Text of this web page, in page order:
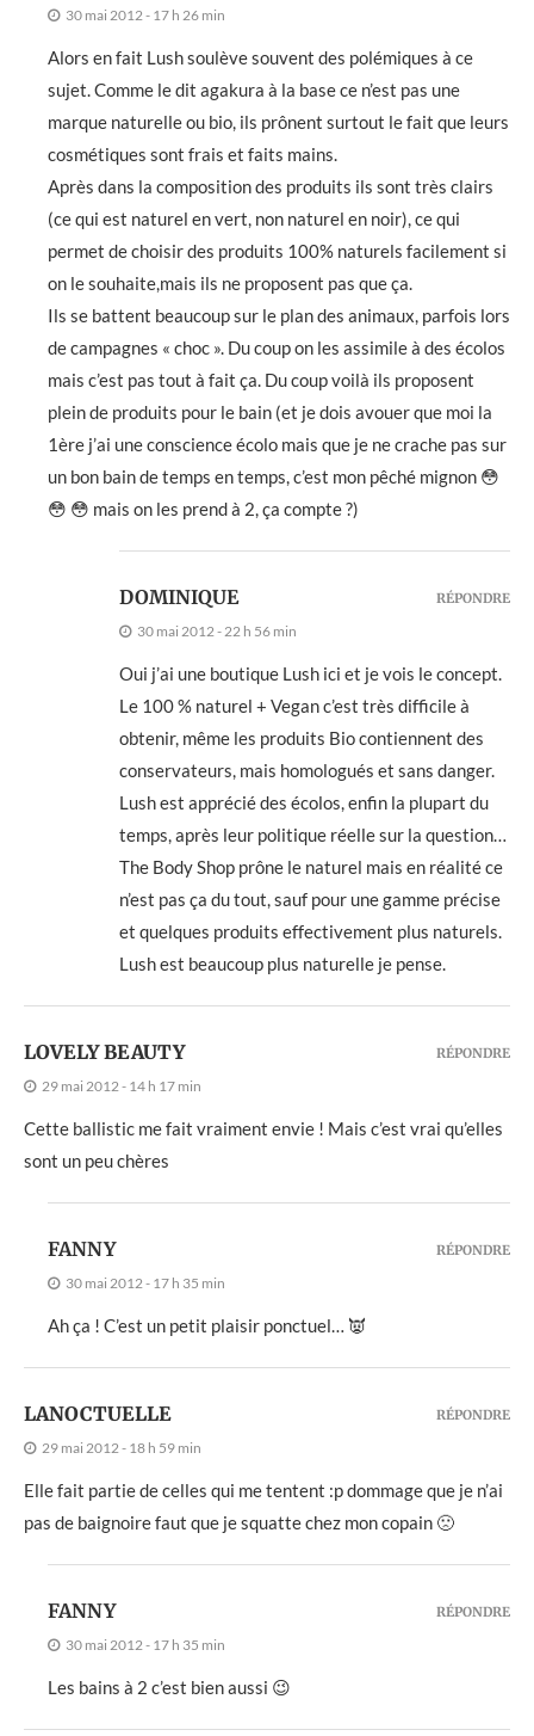
30 mai 2012 - 17 h 26 min
Alors en fait Lush soulève souvent des polémiques à ce
sujet. Comme le dit agakura à la base ce n’est pas une
marque naturelle ou bio, ils prônent surtout le fait que leurs
cosmétiques sont frais et faits mains.
Après dans la composition des produits ils sont très clairs
(ce qui est naturel en vert, non naturel en noir), ce qui
permet de choisir des produits 100% naturels facilement si
on le souhaite,mais ils ne proposent pas que ça.
Ils se battent beaucoup sur le plan des animaux, parfois lors
de campagnes « choc ». Du coup on les assimile à des écolos
mais c’est pas tout à fait ça. Du coup voilà ils proposent
plein de produits pour le bain (et je dois avouer que moi la
1ère j’ai une conscience écolo mais que je ne crache pas sur
un bon bain de temps en temps, c’est mon pêché mignon 😳
😳 😳 mais on les prend à 2, ça compte ?)
DOMINIQUE
30 mai 2012 - 22 h 56 min
Oui j’ai une boutique Lush ici et je vois le concept.
Le 100 % naturel + Vegan c’est très difficile à
obtenir, même les produits Bio contiennent des
conservateurs, mais homologués et sans danger.
Lush est apprécié des écolos, enfin la plupart du
temps, après leur politique réelle sur la question…
The Body Shop prône le naturel mais en réalité ce
n’est pas ça du tout, sauf pour une gamme précise
et quelques produits effectivement plus naturels.
Lush est beaucoup plus naturelle je pense.
RÉPONDRE
LOVELY BEAUTY
29 mai 2012 - 14 h 17 min
Cette ballistic me fait vraiment envie ! Mais c’est vrai qu’elles
sont un peu chères
RÉPONDRE
FANNY
30 mai 2012 - 17 h 35 min
Ah ça ! C’est un petit plaisir ponctuel… 👿
RÉPONDRE
LANOCTUELLE
29 mai 2012 - 18 h 59 min
Elle fait partie de celles qui me tentent :p dommage que je n’ai
pas de baignoire faut que je squatte chez mon copain 🙁
RÉPONDRE
FANNY
30 mai 2012 - 17 h 35 min
Les bains à 2 c’est bien aussi 😉
RÉPONDRE